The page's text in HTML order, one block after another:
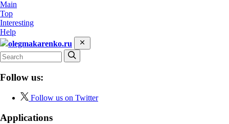
Main
Top
Interesting
Help
olegmakarenko.ru
Follow us:
Follow us on Twitter
Applications